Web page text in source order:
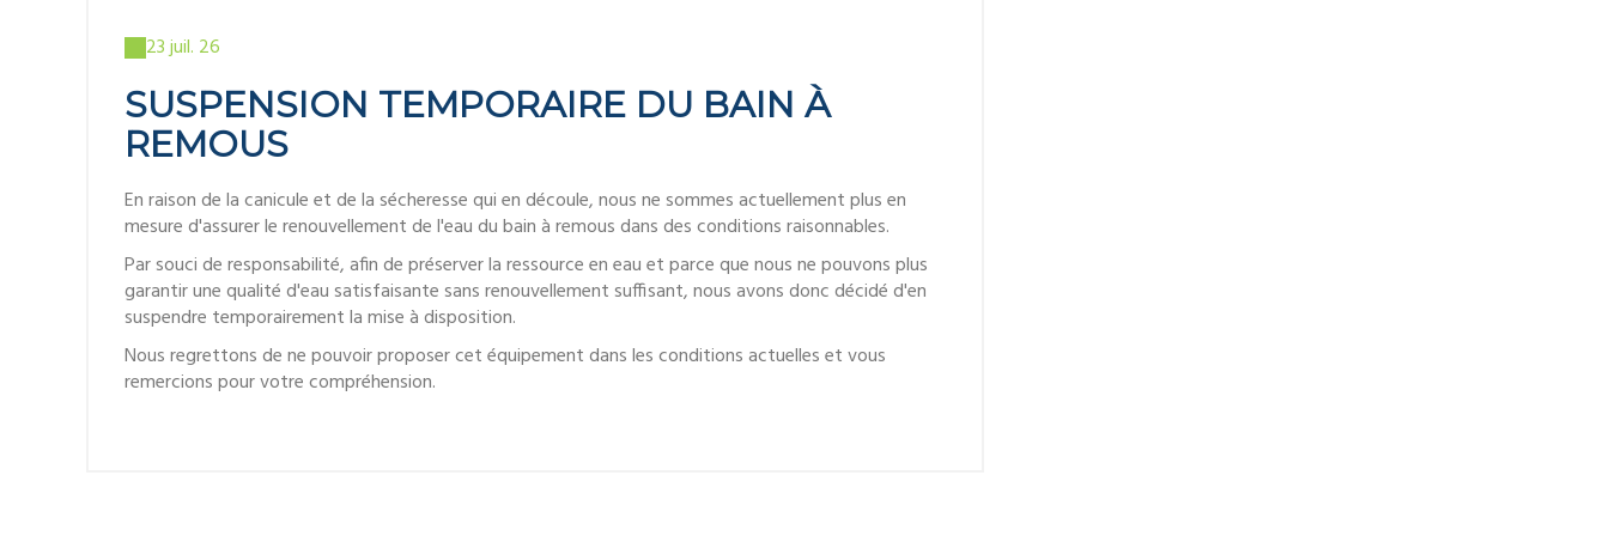
23 juil. 26
SUSPENSION TEMPORAIRE DU BAIN À
REMOUS
En raison de la canicule et de la sécheresse qui en découle, nous ne sommes actuellement plus en
mesure d'assurer le renouvellement de l'eau du bain à remous dans des conditions raisonnables.
Par souci de responsabilité, afin de préserver la ressource en eau et parce que nous ne pouvons plus
garantir une qualité d'eau satisfaisante sans renouvellement suffisant, nous avons donc décidé d'en
suspendre temporairement la mise à disposition.
Nous regrettons de ne pouvoir proposer cet équipement dans les conditions actuelles et vous
remercions pour votre compréhension.